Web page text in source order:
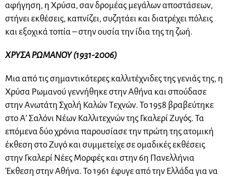
αφήγηση, η Χρύσα, σαν δρομέας μεγάλων αποστάσεων,
στήνει εκθέσεις, καπνίζει, συζητάει και διατρέχει πόλεις
και εξοχικά τοπία – στην ουσία την ίδια της τη ζωή.
ΧΡΥΣΑ ΡΩΜΑΝΟΥ (1931-2006)
Μια από τις σημαντικότερες καλλιτέχνιδες της γενιάς της, η
Χρύσα Ρωμανού γεννήθηκε στην Αθήνα και σπούδασε
στην Ανωτάτη Σχολή Καλών Τεχνών. Το 1958 βραβεύτηκε
στο Α’ Σαλόνι Νέων Καλλιτεχνών της Γκαλερί Ζυγός. Τα
επόμενα δύο χρόνια παρουσίασε την πρώτη της ατομική
έκθεση στο Ζυγό και συμμετείχε σε ομαδικές εκθέσεις
στην Γκαλερί Νέες Μορφές και στην 6η Πανελλήνια
Έκθεση στην Αθήνα. Το 1961 έφυγε από την Ελλάδα για να